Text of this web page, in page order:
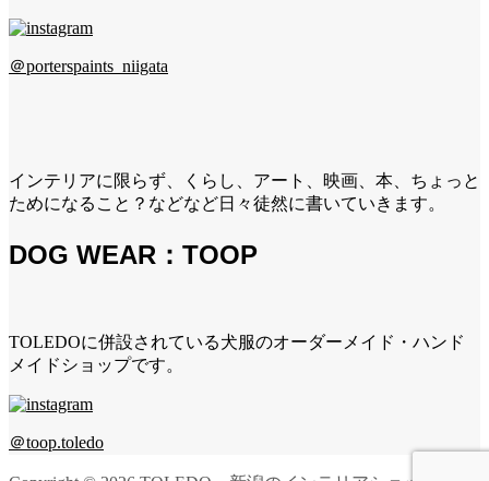
＠porterspaints_niigata
インテリアに限らず、くらし、アート、映画、本、ちょっと
ためになること？などなど日々徒然に書いていきます。
DOG WEAR：TOOP
TOLEDOに併設されている犬服のオーダーメイド・ハンド
メイドショップです。
＠toop.toledo